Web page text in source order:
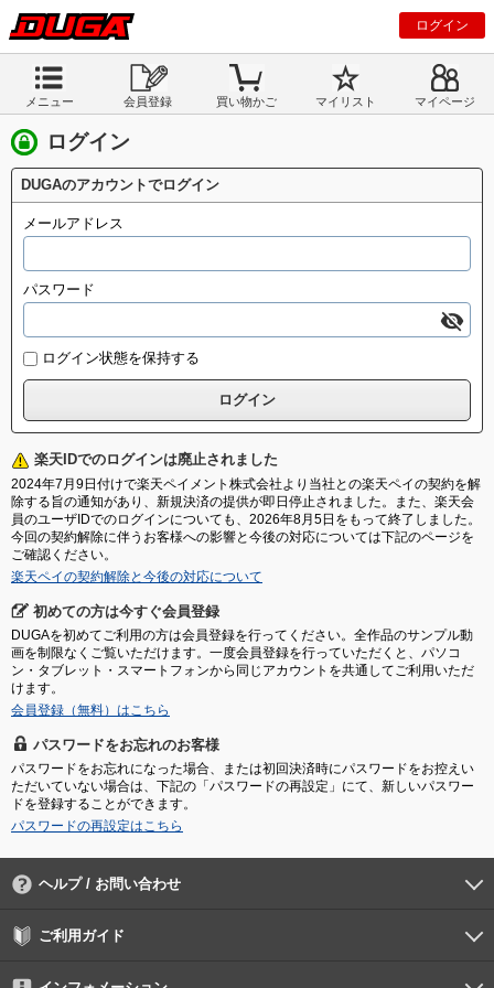
ログイン
メニュー 会員登録 買い物かご マイリスト マイページ
ログイン
DUGAのアカウントでログイン
メールアドレス
パスワード
ログイン状態を保持する
楽天IDでのログインは廃止されました
2024年7月9日付けで楽天ペイメント株式会社より当社との楽天ペイの契約を解
除する旨の通知があり、新規決済の提供が即日停止されました。また、楽天会
員のユーザIDでのログインについても、2026年8月5日をもって終了しました。
今回の契約解除に伴うお客様への影響と今後の対応については下記のページを
ご確認ください。
楽天ペイの契約解除と今後の対応について
初めての方は今すぐ会員登録
DUGAを初めてご利用の方は会員登録を行ってください。全作品のサンプル動
画を制限なくご覧いただけます。一度会員登録を行っていただくと、パソコ
ン・タブレット・スマートフォンから同じアカウントを共通してご利用いただ
けます。
会員登録（無料）はこちら
パスワードをお忘れのお客様
パスワードをお忘れになった場合、または初回決済時にパスワードをお控えい
ただいていない場合は、下記の「パスワードの再設定」にて、新しいパスワー
ドを登録することができます。
パスワードの再設定はこちら
ヘルプ / お問い合わせ
よくあるご質問
ご利用環境
お支払い方法
パスワードの再設定
サポートセンター
ご利用ガイド